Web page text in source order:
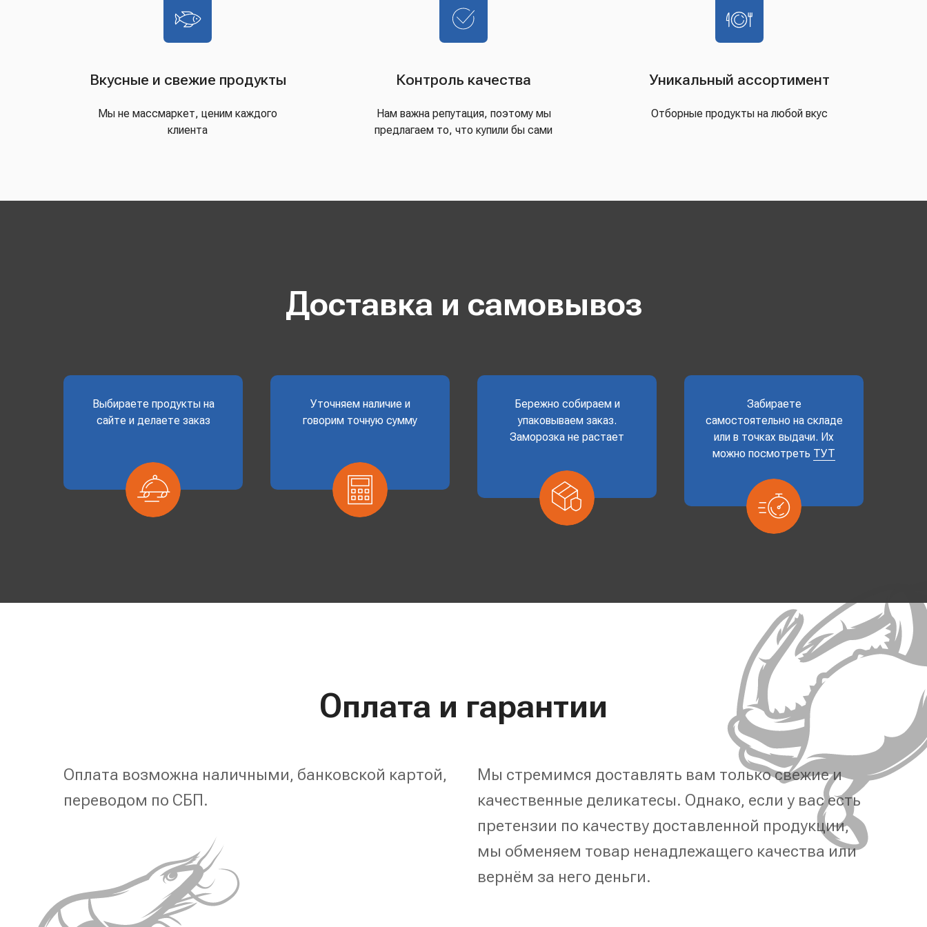
Вкусные и свежие продукты
Мы не массмаркет, ценим каждого
клиента
Контроль качества
Нам важна репутация, поэтому мы
предлагаем то, что купили бы сами
Уникальный ассортимент
Отборные продукты на любой вкус
Доставка и самовывоз
Выбираете продукты на
сайте и делаете заказ
Уточняем наличие и
говорим точную сумму
Бережно собираем и
упаковываем заказ.
Заморозка не растает
Забираете
самостоятельно на складе
или в точках выдачи. Их
можно посмотреть ТУТ
Оплата и гарантии
Оплата возможна наличными, банковской картой,
переводом по СБП.
Мы стремимся доставлять вам только свежие и
качественные деликатесы. Однако, если у вас есть
претензии по качеству доставленной продукции,
мы обменяем товар ненадлежащего качества или
вернём за него деньги.